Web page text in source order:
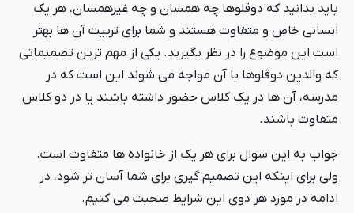
باید بدانید که دوقلوها چه همسان و چه غیرهمسان، هر یک
انسانی خاص و متفاوت هستند و شما برای تربیت آن ها بهتر
است این موضوع را در نظر بگیرید. یکی از مهم ترين تصمیماتی
که والدین دوقلوها با آن مواجه می شوند این است که در
مدرسه، آن ها در یک کلاس حضور داشته باشند یا در دو کلاس
متفاوت باشند.
جواب به این سوال برای هر یک از خانواده ها متفاوت است.
ولی برای اینکه این تصمیم گیری برای شما آسان تر شود، در
ادامه در مورد هر دوی این شرایط صحبت می کنیم.